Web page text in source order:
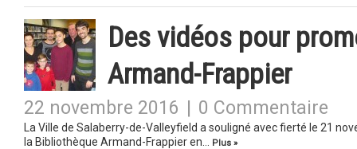
Des vidéos pour
Armand-Frappier
22 novembre 2016 0 Commentaire
La Ville de Salaberry-de-Valleyfield a souligné avec fierté le 21
la Bibliothèque Armand-Frappier en…
Plus »